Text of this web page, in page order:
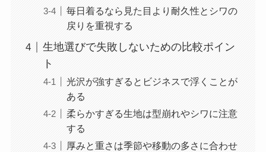
毎日着るなら見た目より耐久性とシワの
戻りを重視する
生地選びで失敗しないための比較ポイン
ト
光沢が強すぎるとビジネスで浮くことが
ある
柔らかすぎる生地は型崩れやシワに注意
する
厚みと重さは季節や移動の多さに合わせ